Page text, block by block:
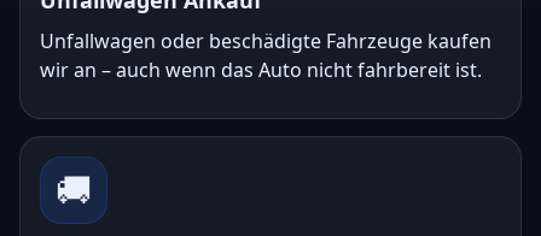
Unfallwagen oder beschädigte Fahrzeuge kaufen
wir an – auch wenn das Auto nicht fahrbereit ist.
🚚